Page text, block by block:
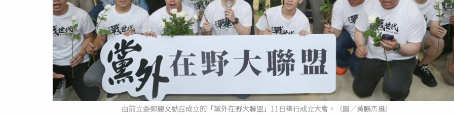
由前立委鄭麗文號召成立的「黨外在野大聯盟」11日舉行成立大會。（圖／黃鵬杰攝）